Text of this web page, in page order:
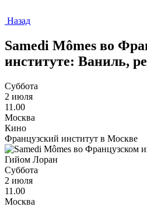
Назад
Samedi Mômes во
институте: Ваниль,
Суббота
2 июля
11.00
Москва
Кино
Французский институт в Москве
Суббота
2 июля
11.00
Москва